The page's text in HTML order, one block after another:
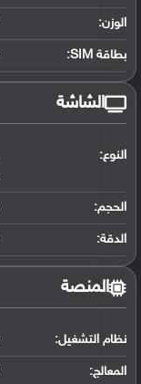
الوزن:
بطاقة SIM:
الشاشة
النوع:
الحجم:
الدقة:
المنصة
نظام التشغيل:
المعالج: